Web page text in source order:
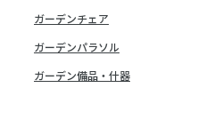
ガーデンチェア
ガーデンパラソル
ガーデン備品・什器